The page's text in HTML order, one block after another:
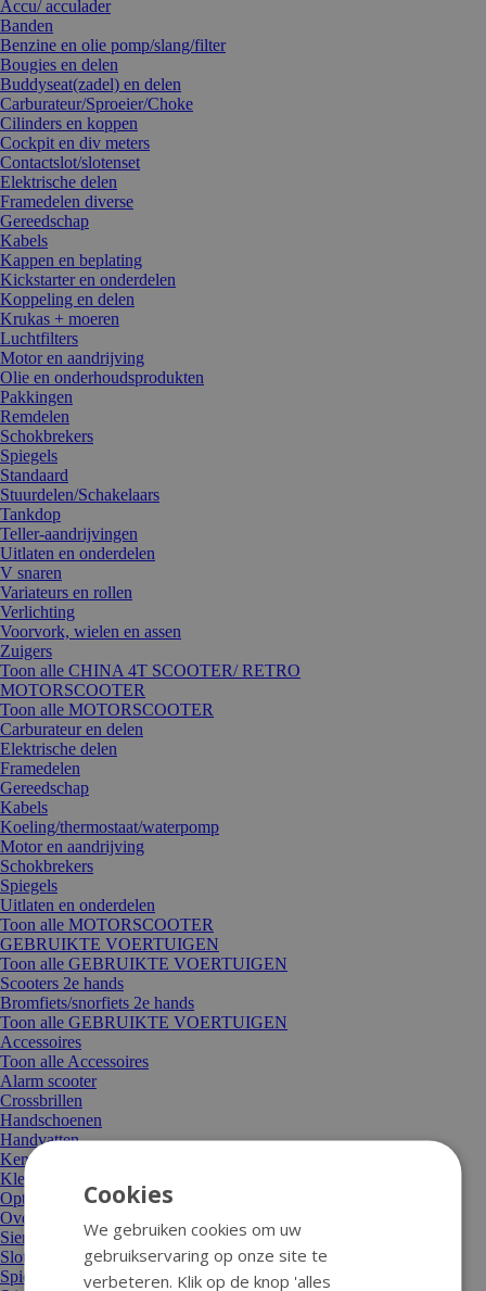
Accu/ acculader
Banden
Benzine en olie pomp/slang/filter
Bougies en delen
Buddyseat(zadel) en delen
Carburateur/Sproeier/Choke
Cilinders en koppen
Cockpit en div meters
Contactslot/slotenset
Elektrische delen
Framedelen diverse
Gereedschap
Kabels
Kappen en beplating
Kickstarter en onderdelen
Koppeling en delen
Krukas + moeren
Luchtfilters
Motor en aandrijving
Olie en onderhoudsprodukten
Pakkingen
Remdelen
Schokbrekers
Spiegels
Standaard
Stuurdelen/Schakelaars
Tankdop
Teller-aandrijvingen
Uitlaten en onderdelen
V snaren
Variateurs en rollen
Verlichting
Voorvork, wielen en assen
Zuigers
Toon alle CHINA 4T SCOOTER/ RETRO
MOTORSCOOTER
Toon alle MOTORSCOOTER
Carburateur en delen
Elektrische delen
Framedelen
Gereedschap
Kabels
Koeling/thermostaat/waterpomp
Motor en aandrijving
Schokbrekers
Spiegels
Uitlaten en onderdelen
Toon alle MOTORSCOOTER
GEBRUIKTE VOERTUIGEN
Toon alle GEBRUIKTE VOERTUIGEN
Scooters 2e hands
Bromfiets/snorfiets 2e hands
Toon alle GEBRUIKTE VOERTUIGEN
Accessoires
Toon alle Accessoires
Alarm scooter
Crossbrillen
Handschoenen
Handvatten
Kentekenplaathouder/verlichting
Kleding
Optische styling
Overige accessoires
Sierbeugel en valbeugel
Sloten
Spiegels en spiegeldelen
Cookies
We gebruiken cookies om uw
gebruikservaring op onze site te
verbeteren. Klik op de knop 'alles